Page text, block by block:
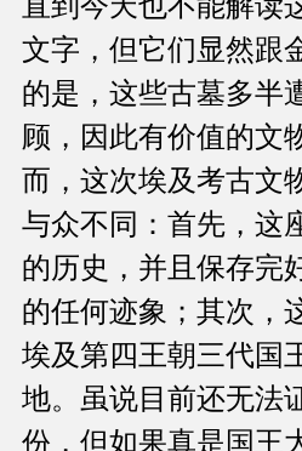
文字，但它们显然跟
的是，这些古墓多半
顾，因此有价值的文
而，这次埃及考古文
与众不同：首先，这
的历史，并且保存完
的任何迹象；其次，
埃及第四王朝三代国
地。虽说目前还无法
份，但如果真是国王